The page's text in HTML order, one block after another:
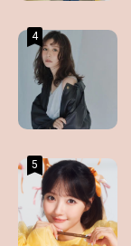
4
5
4
5
4
5